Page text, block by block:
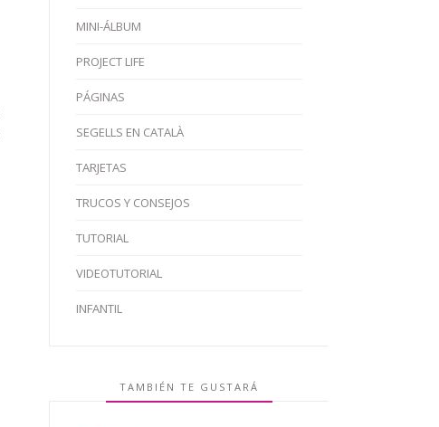
MINI-ÁLBUM
PROJECT LIFE
PÁGINAS
SEGELLS EN CATALÀ
TARJETAS
TRUCOS Y CONSEJOS
TUTORIAL
VIDEOTUTORIAL
INFANTIL
TAMBIÉN TE GUSTARÁ